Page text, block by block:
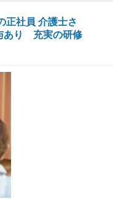
正社員 介護士さ
あり 充実の研修